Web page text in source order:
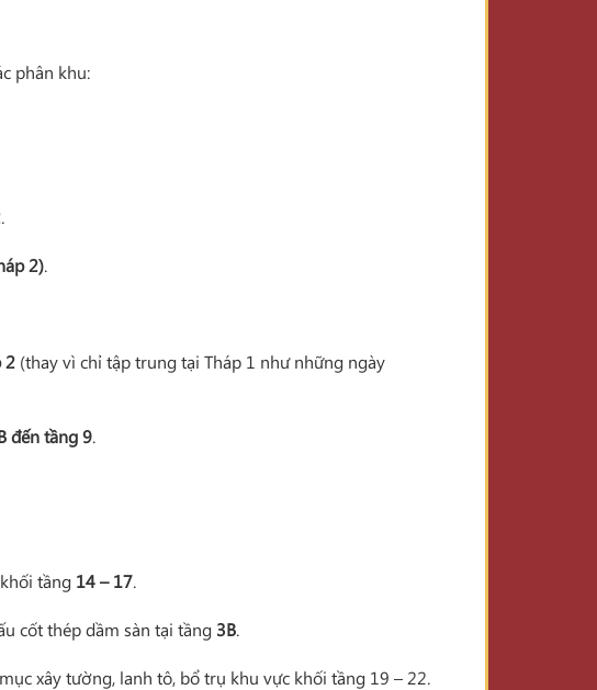
phân khu:
.
2).
2 (thay vì chỉ tập trung tại Tháp 1 như những ngày
đến tầng 9.
tầng 14 – 17.
cốt thép dầm sàn tại tầng 3B.
xây tường, lanh tô, bổ trụ khu vực khối tầng 19 – 22.